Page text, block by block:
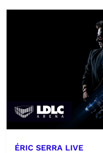
ÉRIC SERRA LIVE